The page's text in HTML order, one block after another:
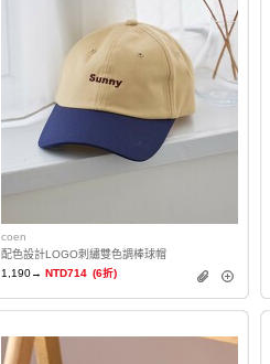
coen
配色設計LOGO刺繡雙色調棒球帽
1,190→ NTD714 (6折)